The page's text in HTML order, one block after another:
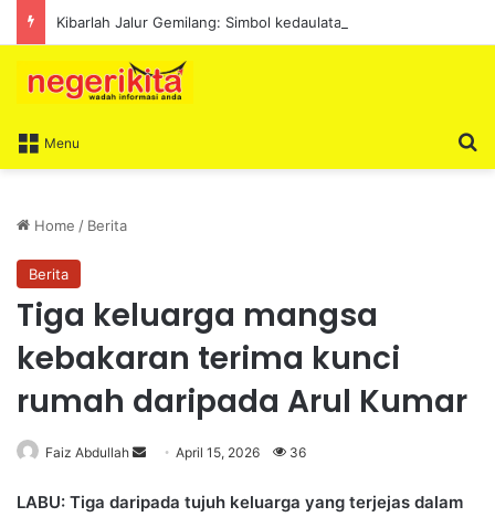
Menu
Home / Berita
Berita
Tiga keluarga mangsa
kebakaran terima kunci
rumah daripada Arul Kumar
Faiz Abdullah
n
April 15, 2026 36
LABU: Tiga daripada tujuh keluarga yang terjejas dalam